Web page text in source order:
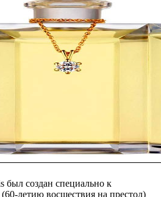
был создан специально к
летию восшествия на престол)